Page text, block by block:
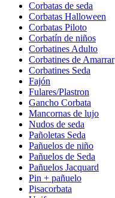
Corbatas de seda
Corbatas Halloween
Corbatas Piloto
Corbatín de niños
Corbatines Adulto
Corbatines de Amarrar
Corbatines Seda
Fajón
Fulares/Plastron
Gancho Corbata
Mancornas de lujo
Nudos de seda
Pañoletas Seda
Pañuelos de niño
Pañuelos de Seda
Pañuelos Jacquard
Pin + pañuelo
Pisacorbata